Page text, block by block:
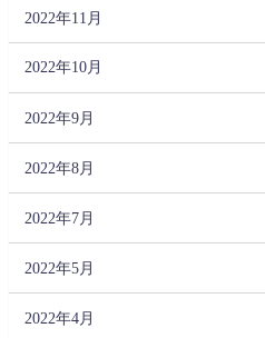
2022年11月
2022年10月
2022年9月
2022年8月
2022年7月
2022年5月
2022年4月